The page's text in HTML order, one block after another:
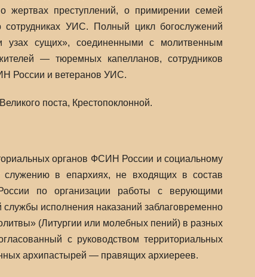
жертвах преступлений, о примирении семей
УИС. Полный цикл богослужений
узах сущих», соединенными с молитвенным
— тюремных капелланов, сотрудников
России и ветеранов УИС.
поста, Крестопоклонной.
органов ФСИН России и социальному
в епархиях, не входящих в состав
по организации работы с верующими
исполнения наказаний заблаговременно
(Литургии или молебных пений) в разных
с руководством территориальных
архипастырей — правящих архиереев.